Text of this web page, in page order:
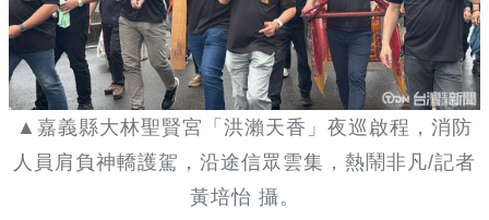
▲嘉義縣大林聖賢宮「洪瀨天香」夜巡啟程，消防
人員肩負神轎護駕，沿途信眾雲集，熱鬧非凡/記者
黃培怡 攝。